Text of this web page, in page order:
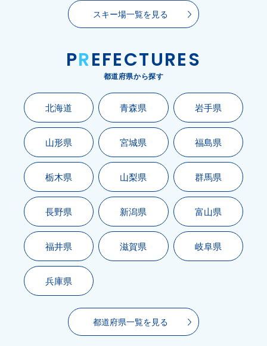
スキー場一覧を見る
PREFECTURES
都道府県から探す
北海道 青森県 岩手県
山形県 宮城県 福島県
栃木県 山梨県 群馬県
長野県 新潟県 富山県
福井県 滋賀県 岐阜県
兵庫県
都道府県一覧を見る